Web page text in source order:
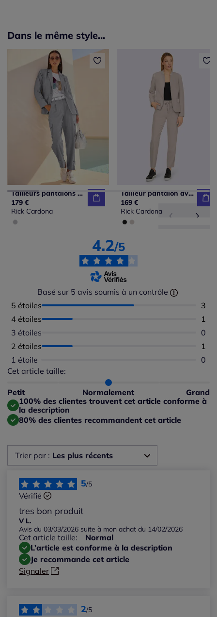
Dans le même style...
Tailleurs pantalons avec blazer col revers et poches
179 €
Rick Cardona
Tailleur pantalon avec blazer manches longues et style jogging
169 €
Rick Cardona
4.2/5
Basé sur 5 avis soumis à un contrôle
5 étoiles
3
4 étoiles
1
3 étoiles
0
2 étoiles
1
1 étoile
0
Cet article taille:
Petit Normalement Grand
Répartition du taillant selon les avis clients
Taille normalement : 100%
Taille grand : 0%
100% des clientes trouvent cet article conforme à
la description
80% des clientes recommandent cet article
Trier par : Les plus récents
Les plus récents
Les plus anciens
Notes les plus élevées
Notes les plus basses
5/5
Vérifié
tres bon produit
V L.
Avis du 03/03/2026 suite à mon achat du 14/02/2026
Cet article taille:
Normal
L’article est conforme à la description
Je recommande cet article
Signaler
2/5